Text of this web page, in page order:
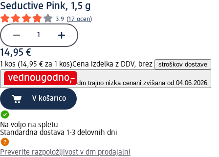
Seductive Pink, 1,5 g
3.9 (17 ocen)
14,95 €
1 kos (14,95 € za 1 kos)Cena izdelka z DDV, brez stroškov dostave
dm trajno nizka cenani zvišana od 04.06.2026
V košarico
Na voljo na spletu
Standardna dostava 1-3 delovnih dni
Preverite razpoložljivost v dm prodajalni